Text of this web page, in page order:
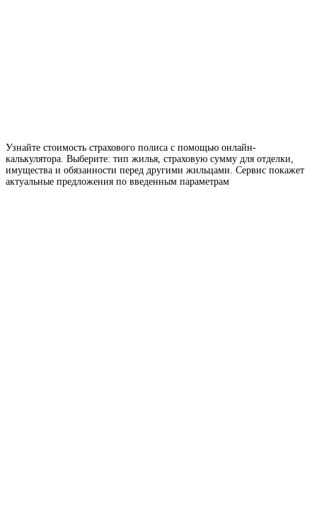
Узнайте стоимость страхового полиса с помощью онлайн-
калькулятора. Выберите: тип жилья, страховую сумму для отделки,
имущества и обязанности перед другими жильцами. Сервис покажет
актуальные предложения по введенным параметрам